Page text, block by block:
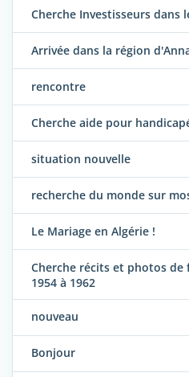
Cherche Investisseurs
Arrivée dans la région
rencontre
Cherche aide pour
situation nouvelle
recherche du monde sur
Le Mariage en Algérie !
Cherche récits et photos de
1954 à 1962
nouveau
Bonjour